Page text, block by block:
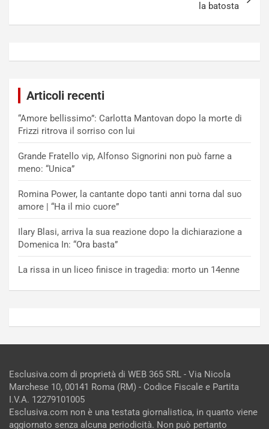
la batosta
Articoli recenti
“Amore bellissimo”: Carlotta Mantovan dopo la morte di
Frizzi ritrova il sorriso con lui
Grande Fratello vip, Alfonso Signorini non può farne a
meno: “Unica”
Romina Power, la cantante dopo tanti anni torna dal suo
amore | “Ha il mio cuore”
Ilary Blasi, arriva la sua reazione dopo la dichiarazione a
Domenica In: “Ora basta”
La rissa in un liceo finisce in tragedia: morto un 14enne
Esclusiva.com di proprietà di WEB 365 SRL - Via Nicola
Marchese 10, 00141 Roma (RM) - Codice Fiscale e Partita
I.V.A. 12279101005
Esclusiva.com non è una testata giornalistica, in quanto viene
aggiornato senza alcuna periodicità. Non può pertanto